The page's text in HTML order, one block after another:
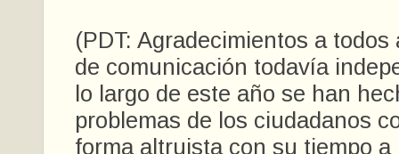
(PDT: Agradecimientos a todos
de comunicación todavía
lo largo de este año se han
problemas de los ciudadanos
forma altruista con su tiempo a